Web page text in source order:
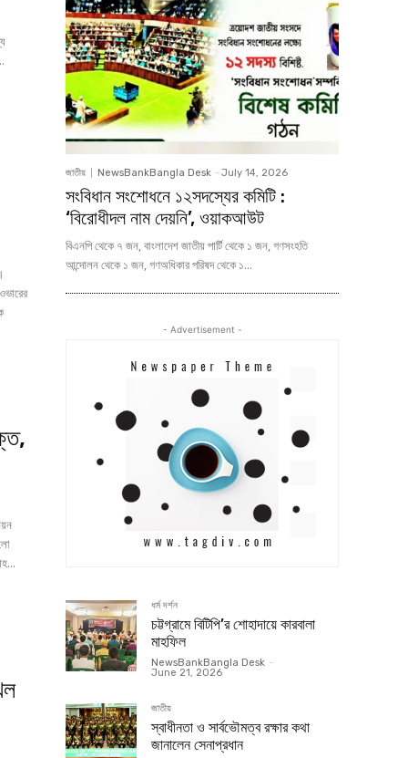
জাতীয় NewsBankBangla Desk - July 14, 2026
সংবিধান সংশোধনে ১২সদস্যের কমিটি :
‘বিরোধীদল নাম দেয়নি’, ওয়াকআউট
বিএনপি থেকে ৭ জন, বাংলাদেশ জাতীয় পার্টি থেকে ১ জন, গণসংহতি
আন্দোলন থেকে ১ জন, গণঅধিকার পরিষদ থেকে ১...
- Advertisement -
ধর্ম দর্শন
চট্টগ্রামে বিটিপি’র শোহাদায়ে কারবালা
মাহফিল
NewsBankBangla Desk -
June 21, 2026
জাতীয়
স্বাধীনতা ও সার্বভৌমত্ব রক্ষার কথা
জানালেন সেনাপ্রধান